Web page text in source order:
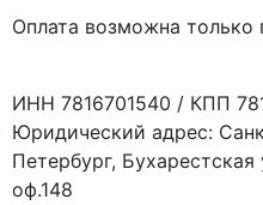
Оплата возможна только
ИНН 7816701540 / КПП
Юридический адрес:
Петербург,
оф.148